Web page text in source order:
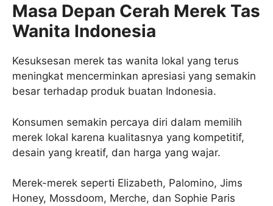
Masa Depan Cerah Merek Tas
Wanita Indonesia
Kesuksesan merek tas wanita lokal yang terus
meningkat mencerminkan apresiasi yang semakin
besar terhadap produk buatan Indonesia.
Konsumen semakin percaya diri dalam memilih
merek lokal karena kualitasnya yang kompetitif,
desain yang kreatif, dan harga yang wajar.
Merek-merek seperti Elizabeth, Palomino, Jims
Honey, Mossdoom, Merche, dan Sophie Paris